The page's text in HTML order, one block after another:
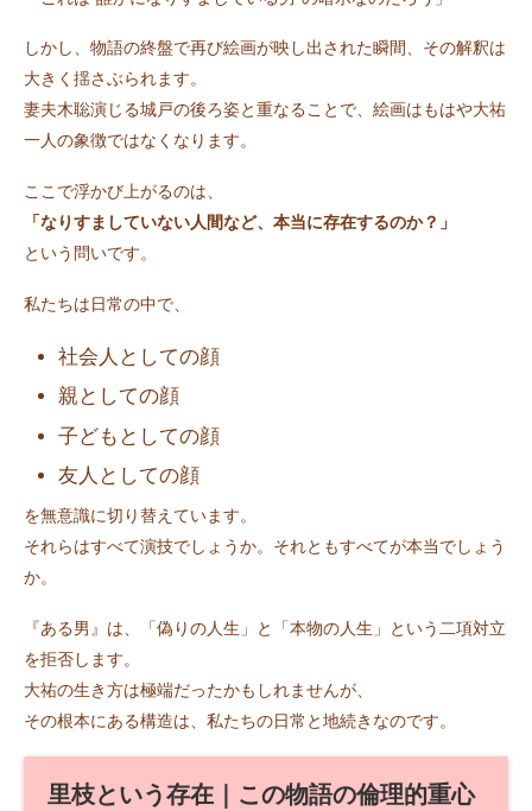
しかし、物語の終盤で再び絵画が映し出された瞬間、その解釈は
大きく揺さぶられます。
妻夫木聡演じる城戸の後ろ姿と重なることで、絵画はもはや大祐
一人の象徴ではなくなります。
ここで浮かび上がるのは、
「なりすましていない人間など、本当に存在するのか？」
という問いです。
私たちは日常の中で、
社会人としての顔
親としての顔
子どもとしての顔
友人としての顔
を無意識に切り替えています。
それらはすべて演技でしょうか。それともすべてが本当でしょう
か。
『ある男』は、「偽りの人生」と「本物の人生」という二項対立
を拒否します。
大祐の生き方は極端だったかもしれませんが、
その根本にある構造は、私たちの日常と地続きなのです。
里枝という存在｜この物語の倫理的重心